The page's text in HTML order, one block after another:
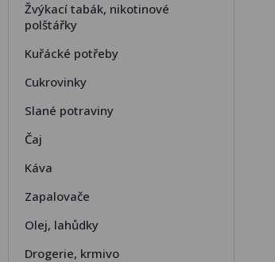
Žvýkací tabák, nikotinové
polštářky
Kuřácké potřeby
Cukrovinky
Slané potraviny
Čaj
Káva
Zapalovače
Olej, lahůdky
Drogerie, krmivo